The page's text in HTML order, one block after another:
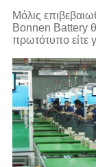
Μόλις
Bonnen Battery
πρωτότυπο είτε